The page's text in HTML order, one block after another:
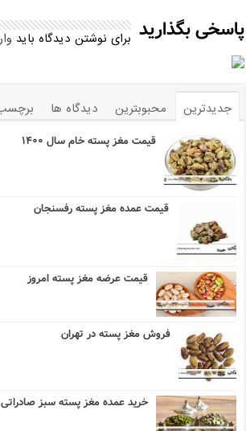
پاسخی بگذارید برای نوشتن دیدگاه باید
جدیدترین محبوبترین دیدگاه ها
قیمت مغز پسته خام سال ۱۴۰۰
قیمت عمده مغز پسته رفسنجان
قیمت عرضه مغز پسته امروز
فروش مغز پسته در تهران
خرید عمده مغز پسته سبز صادراتی